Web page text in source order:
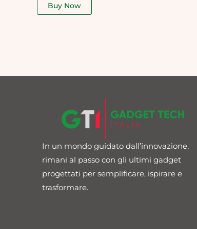
Buy Now
In un mondo guidato dall’innovazione,
rimani al passo con gli ultimi gadget
progettati per semplificare, ispirare e
trasformare.